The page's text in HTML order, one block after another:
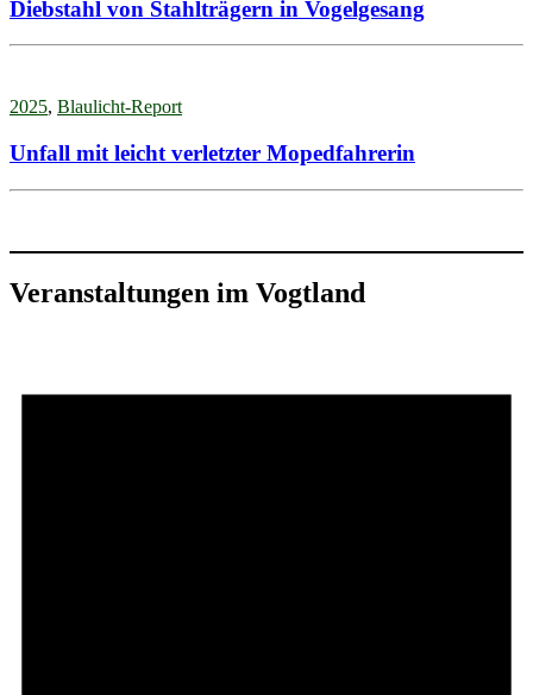
Diebstahl von Stahlträgern in Vogelgesang
2025, Blaulicht-Report
Unfall mit leicht verletzter Mopedfahrerin
Veranstaltungen im Vogtland